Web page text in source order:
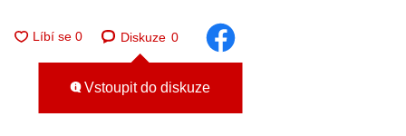
Diskuze 0
Vstoupit do diskuze